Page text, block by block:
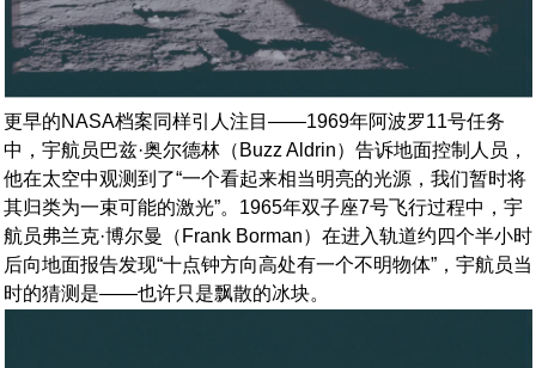
更早的NASA档案同样引人注目——1969年阿波罗11号任务
中，宇航员巴兹·奥尔德林（Buzz Aldrin）告诉地面控制人员，
他在太空中观测到了“一个看起来相当明亮的光源，我们暂时将
其归类为一束可能的激光”。1965年双子座7号飞行过程中，宇
航员弗兰克·博尔曼（Frank Borman）在进入轨道约四个半小时
后向地面报告发现“十点钟方向高处有一个不明物体”，宇航员当
时的猜测是——也许只是飘散的冰块。